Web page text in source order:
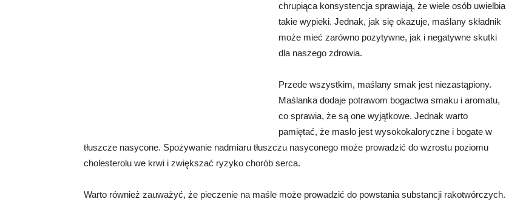
chrupiąca konsystencja sprawiają, że wiele osób uwielbia
takie wypieki. Jednak, jak się okazuje, maślany składnik
może mieć zarówno pozytywne, jak i negatywne skutki
dla naszego zdrowia.
Przede wszystkim, maślany smak jest niezastąpiony.
Maślanka dodaje potrawom bogactwa smaku i aromatu,
co sprawia, że są one wyjątkowe. Jednak warto
pamiętać, że masło jest wysokokaloryczne i bogate w
tłuszcze nasycone. Spożywanie nadmiaru tłuszczu nasyconego może prowadzić do wzrostu poziomu
cholesterolu we krwi i zwiększać ryzyko chorób serca.
Warto również zauważyć, że pieczenie na maśle może prowadzić do powstania substancji rakotwórczych.